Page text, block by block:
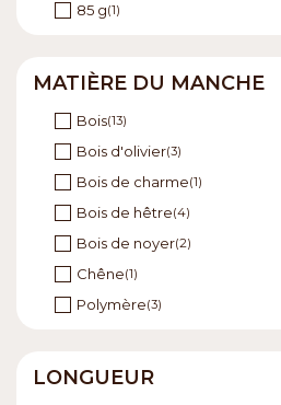
85 g(1)
MATIÈRE DU MANCHE
Bois(13)
Bois d'olivier(3)
Bois de charme(1)
Bois de hêtre(4)
Bois de noyer(2)
Chêne(1)
Polymère(3)
LONGUEUR